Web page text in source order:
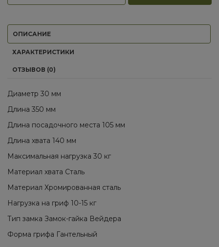
ОПИСАНИЕ
ХАРАКТЕРИСТИКИ
ОТЗЫВОВ (0)
Диаметр 30 мм
Длина 350 мм
Длина посадочного места 105 мм
Длина хвата 140 мм
Максимальная нагрузка 30 кг
Материал хвата Сталь
Материал Хромированная сталь
Нагрузка на гриф 10-15 кг
Тип замка Замок-гайка Вейдера
Форма грифа Гантельный